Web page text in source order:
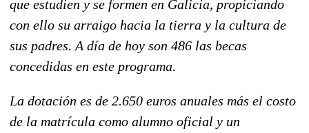
que estudien y se formen en Galicia, propiciando
con ello su arraigo hacia la tierra y la cultura de
sus padres. A día de hoy son 486 las becas
concedidas en este programa.
La dotación es de 2.650 euros anuales más el costo
de la matrícula como alumno oficial y un